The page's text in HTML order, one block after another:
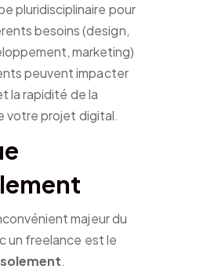
pluridisciplinaire pour
besoins (design,
marketing)
peuvent impacter
la rapidité de la
votre projet digital.
majeur du
un freelance est le
.